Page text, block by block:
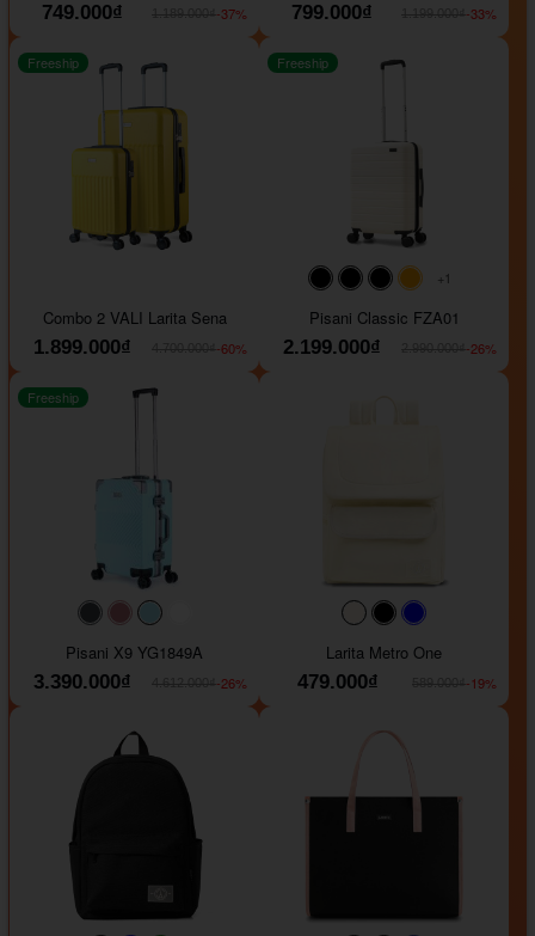
749.000₫
-37%
799.000₫
-33%
Freeship
Combo 2 VALI Larita Sena
1.899.000₫
-60%
#000000#000000
#000000
#ffa500
+1
Freeship
Pisani Classic FZA01
2.199.000₫
-26%
#40454a#b76e79
#9ad8e7
Freeship
Pisani X9 YG1849A
3.390.000₫
-26%
#faf0e6#000000
Larita Metro One
479.000₫
-19%